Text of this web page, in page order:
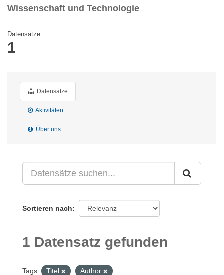
Wissenschaft und Technologie
Datensätze
1
Datensätze
Aktivitäten
Über uns
Sortieren nach
1 Datensatz gefunden
Tags: Titel Author